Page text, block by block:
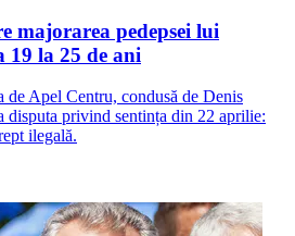
majorarea pedepsei lui
19 la 25 de ani
de Apel Centru, condusă de Denis
disputa privind sentința din 22 aprilie:
ilegală.